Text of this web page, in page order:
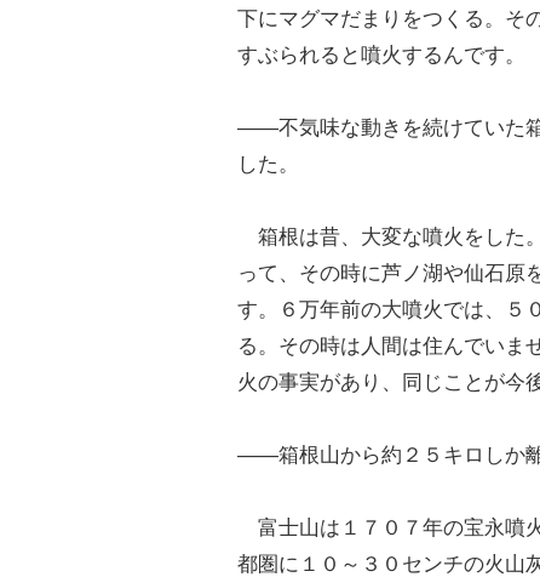
下にマグマだまりをつくる。そ
すぶられると噴火するんです。
――不気味な動きを続けていた
した。
箱根は昔、大変な噴火をした
って、その時に芦ノ湖や仙石原
す。６万年前の大噴火では、５
る。その時は人間は住んでいま
火の事実があり、同じことが今
――箱根山から約２５キロしか
富士山は１７０７年の宝永噴
都圏に１０～３０センチの火山